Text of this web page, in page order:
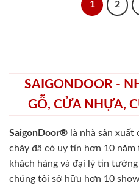
1 2
SAIGONDOOR -
GỖ, CỬA NHỰA,
SaigonDoor® là nhà sản
cháy đã có uy tín hơn 10
khách hàng và đại lý tin
chúng tôi sở hữu hơn 10